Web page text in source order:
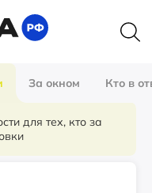
За окном Кто в
для тех, кто за